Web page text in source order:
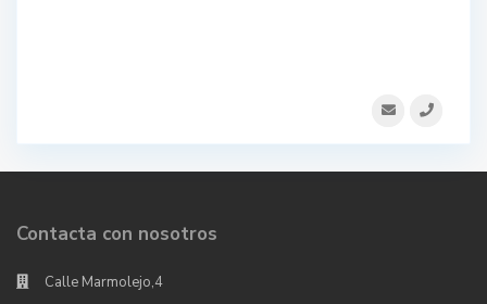
Contacta con nosotros
Calle Marmolejo,4